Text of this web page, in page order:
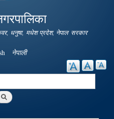
धनुषा, मधेश प्रदेश, नेपाल सरकार
नेपाली